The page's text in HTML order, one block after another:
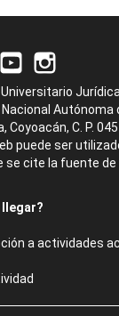
Autónoma
Coyoacán, C. P.
puede ser
se cite la fuente de
llegar?
a actividades